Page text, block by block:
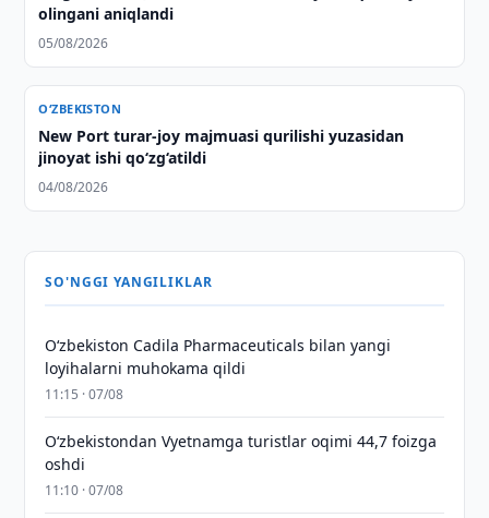
olingani aniqlandi
05/08/2026
O‘ZBEKISTON
New Port turar-joy majmuasi qurilishi yuzasidan
jinoyat ishi qo‘zg‘atildi
04/08/2026
SO'NGGI YANGILIKLAR
Oʻzbekiston Cadila Pharmaceuticals bilan yangi
loyihalarni muhokama qildi
11:15 · 07/08
O‘zbekistondan Vyetnamga turistlar oqimi 44,7 foizga
oshdi
11:10 · 07/08